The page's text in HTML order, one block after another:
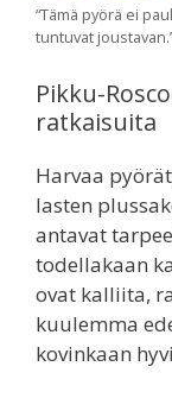
“Tämä pyörä ei
tuntuvat
Pikku-
ratkaisuita
Harvaa
lasten
antavat
todellakaan
ovat kalliita,
kuulemma
kovinkaan